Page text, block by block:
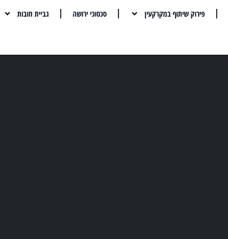
פירוק שיתוף במקרקעין סכסוכי ירושה גביית חובות